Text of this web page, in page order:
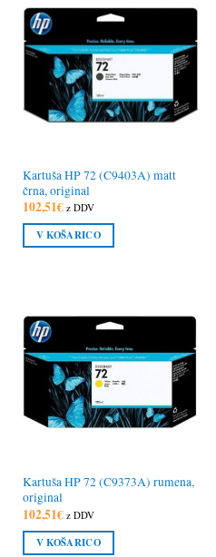
Kartuša HP 72 (C9403A) matt
črna, original
102,51€ z DDV
V KOŠARICO
Kartuša HP 72 (C9373A) rumena,
original
102,51€ z DDV
V KOŠARICO